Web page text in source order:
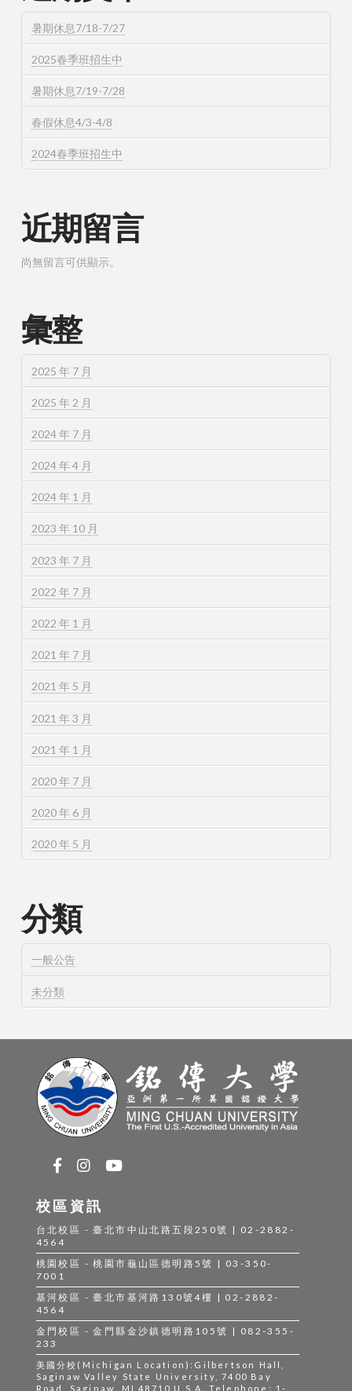
暑期休息7/18-7/27
2025春季班招生中
暑期休息7/19-7/28
春假休息4/3-4/8
2024春季班招生中
近期留言
尚無留言可供顯示。
彙整
2025 年 7 月
2025 年 2 月
2024 年 7 月
2024 年 4 月
2024 年 1 月
2023 年 10 月
2023 年 7 月
2022 年 7 月
2022 年 1 月
2021 年 7 月
2021 年 5 月
2021 年 3 月
2021 年 1 月
2020 年 7 月
2020 年 6 月
2020 年 5 月
分類
一般公告
未分類
校區資訊
台北校區 - 臺北市中山北路五段250號 | 02-2882-
4564
桃園校區 - 桃園市龜山區德明路5號 | 03-350-
7001
基河校區 - 臺北市基河路130號4樓 | 02-2882-
4564
金門校區 - 金門縣金沙鎮德明路105號 | 082-355-
233
美國分校(Michigan Location):Gilbertson Hall,
Saginaw Valley State University, 7400 Bay
Road, Saginaw, MI 48710 U.S.A. Telephone: 1-